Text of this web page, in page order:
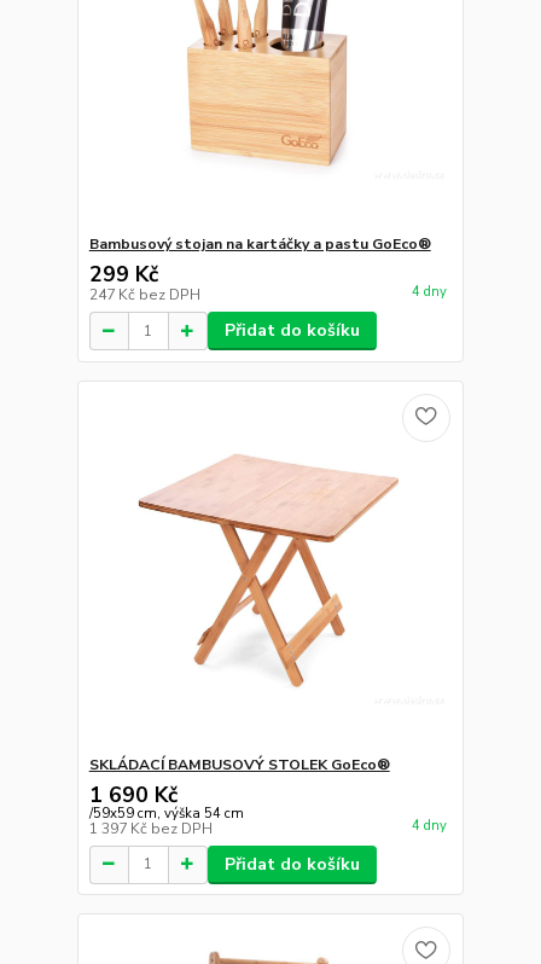
Bambusový stojan na kartáčky a pastu GoEco®
299 Kč
247 Kč bez DPH 4 dny
Přidat do košíku
SKLÁDACÍ BAMBUSOVÝ STOLEK GoEco®
1 690 Kč
/59x59 cm, výška 54 cm
1 397 Kč bez DPH 4 dny
Přidat do košíku